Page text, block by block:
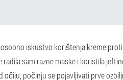
iskustvo korištenja kreme
sam razne maske i koristila
počinju se pojavljivati prve